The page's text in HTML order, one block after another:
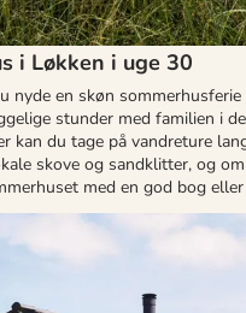
i Løkken i uge 30
nyde en skøn
stunder med familien i
kan du tage på vandreture
skove og sandklitter, og
med en god bog